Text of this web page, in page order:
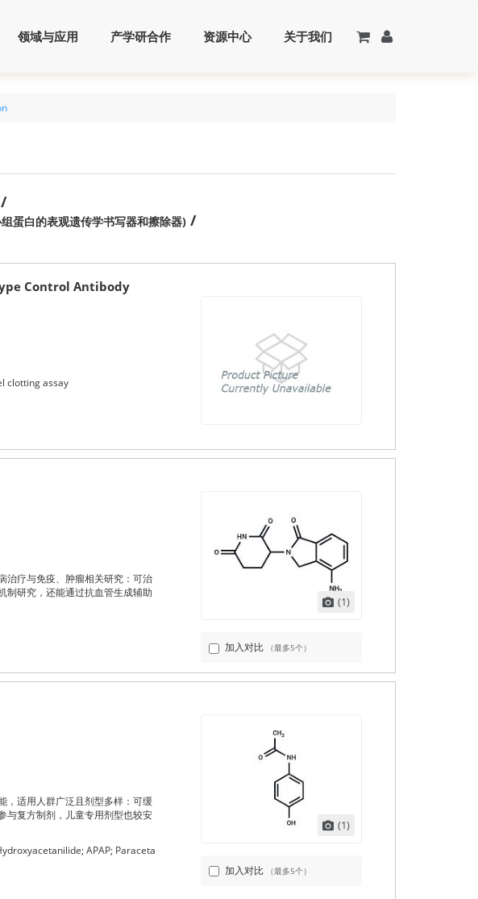
白的表观遗传学书写器和擦除器)/
Control Antibody
clotting assay
治疗与免疫、肿瘤相关研究：可治
制研究，还能通过抗血管生成辅助
(1)
加入对比 （最多5个）
，适用人群广泛且剂型多样：可缓
与复方制剂，儿童专用剂型也较安
APAP; Paraceta
(1)
加入对比 （最多5个）
领域与应用 产学研合作 资源中心 关于我们